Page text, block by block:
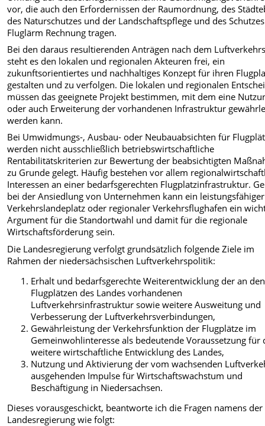
vor, die auch den Erfordernissen der Raumordnung, des
des Naturschutzes und der Landschaftspflege und des
Fluglärm Rechnung tragen.
Bei den daraus resultierenden Anträgen nach dem
steht es den lokalen und regionalen Akteuren frei, ein
zukunftsorientiertes und nachhaltiges Konzept für ihren
gestalten und zu verfolgen. Die lokalen und regionalen
müssen das geeignete Projekt bestimmen, mit dem eine
oder auch Erweiterung der vorhandenen Infrastruktur
werden kann.
Bei Umwidmungs-, Ausbau- oder Neubauabsichten für
werden nicht ausschließlich betriebswirtschaftliche
Rentabilitätskriterien zur Bewertung der beabsichtigten
zu Grunde gelegt. Häufig bestehen vor allem
Interessen an einer bedarfsgerechten Flugplatzinfrastruktur.
bei der Ansiedlung von Unternehmen kann ein leistungsfähiger
Verkehrslandeplatz oder regionaler Verkehrsflughafen ein
Argument für die Standortwahl und damit für die regionale
Wirtschaftsförderung sein.
Die Landesregierung verfolgt grundsätzlich folgende Ziele im
Rahmen der niedersächsischen Luftverkehrspolitik:
Erhalt und bedarfsgerechte Weiterentwicklung der an den
Flugplätzen des Landes vorhandenen
Luftverkehrsinfrastruktur sowie weitere Ausweitung und
Verbesserung der Luftverkehrsverbindungen,
Gewährleistung der Verkehrsfunktion der Flugplätze im
Gemeinwohlinteresse als bedeutende Voraussetzung für
weitere wirtschaftliche Entwicklung des Landes,
Nutzung und Aktivierung der vom wachsenden
ausgehenden Impulse für Wirtschaftswachstum und
Beschäftigung in Niedersachsen.
Dieses vorausgeschickt, beantworte ich die Fragen namens der
Landesregierung wie folgt: